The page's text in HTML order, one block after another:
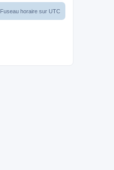
Fuseau horaire sur UTC